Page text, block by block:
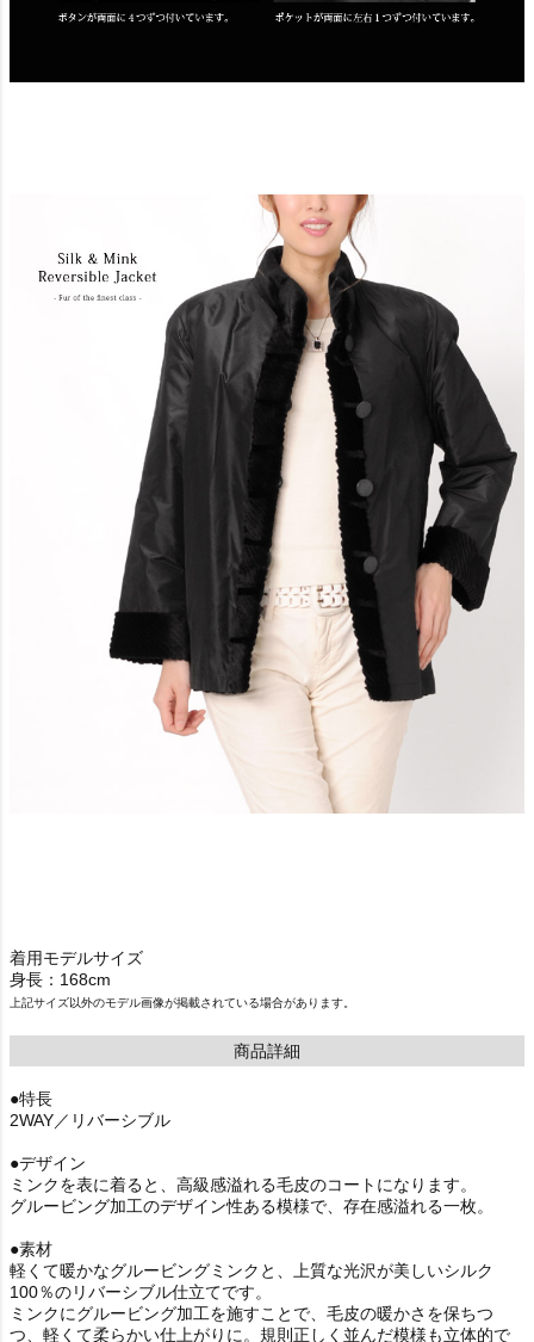
着用モデルサイズ
身長：168cm
上記サイズ以外のモデル画像が掲載されている場合があります。
商品詳細
●特長
2WAY／リバーシブル
●デザイン
ミンクを表に着ると、高級感溢れる毛皮のコートになります。
グルービング加工のデザイン性ある模様で、存在感溢れる一枚。
●素材
軽くて暖かなグルービングミンクと、上質な光沢が美しいシルク
100％のリバーシブル仕立てです。
ミンクにグルービング加工を施すことで、毛皮の暖かさを保ちつ
つ、軽くて柔らかい仕上がりに。規則正しく並んだ模様も立体的で